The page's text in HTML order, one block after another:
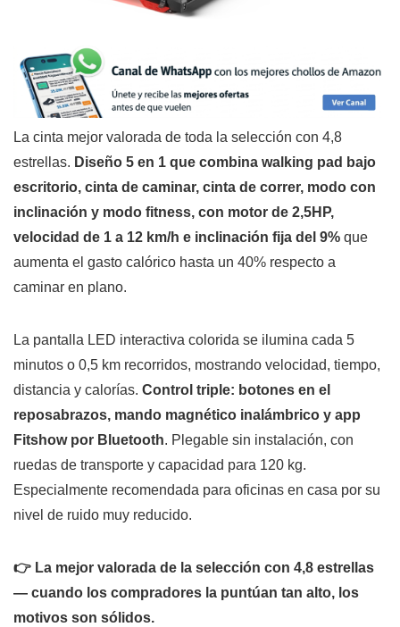
La cinta mejor valorada de toda la selección con 4,8
estrellas. Diseño 5 en 1 que combina walking pad bajo
escritorio, cinta de caminar, cinta de correr, modo con
inclinación y modo fitness, con motor de 2,5HP,
velocidad de 1 a 12 km/h e inclinación fija del 9% que
aumenta el gasto calórico hasta un 40% respecto a
caminar en plano.
La pantalla LED interactiva colorida se ilumina cada 5
minutos o 0,5 km recorridos, mostrando velocidad, tiempo,
distancia y calorías. Control triple: botones en el
reposabrazos, mando magnético inalámbrico y app
Fitshow por Bluetooth. Plegable sin instalación, con
ruedas de transporte y capacidad para 120 kg.
Especialmente recomendada para oficinas en casa por su
nivel de ruido muy reducido.
👉 La mejor valorada de la selección con 4,8 estrellas
— cuando los compradores la puntúan tan alto, los
motivos son sólidos.